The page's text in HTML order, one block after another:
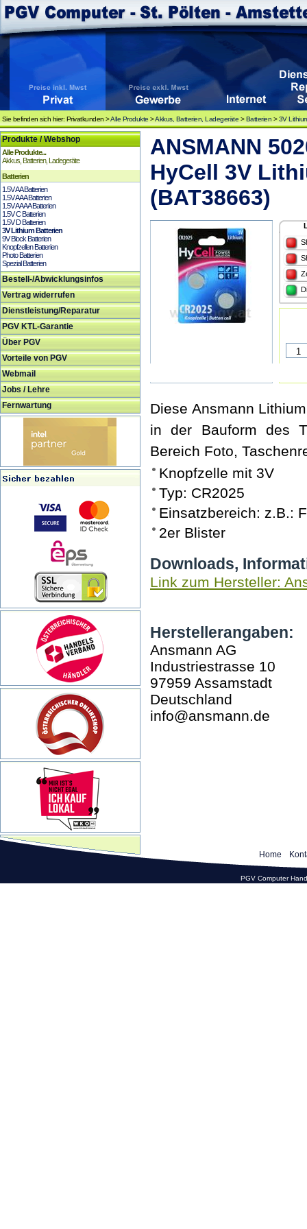
Sie befinden sich hier: Privatkunden >Alle Produkte >Akkus, Batterien, Ladegeräte >Batterien >3V
Produkte / Webshop
Alle Produkte...
Akkus, Batterien, Ladegeräte
Batterien
1.5V AA Batterien
1.5V AAA Batterien
1.5V AAAA Batterien
1.5V C Batterien
1.5V D Batterien
3V Lithium Batterien
9V Block Batterien
Knopfzellen Batterien
Photo Batterien
Spezial Batterien
Bestell-/Abwicklungsinfos
Vertrag widerrufen
Dienstleistung/Reparatur
PGV KTL-Garantie
Über PGV
Vorteile von PGV
Webmail
Jobs / Lehre
Fernwartung
ANSMANN
HyCell 3V
(BAT38663)
Diese Ansmann
in der Bauform des
Bereich Foto,
Knopfzelle mit 3V
Typ: CR2025
Einsatzbereich: z.B.:
2er Blister
Downloads,
Link zum Hersteller:
Herstellerangaben:
Ansmann AG
Industriestrasse 10
97959 Assamstadt
Deutschland
info@ansmann.de
Home
PGV Computer